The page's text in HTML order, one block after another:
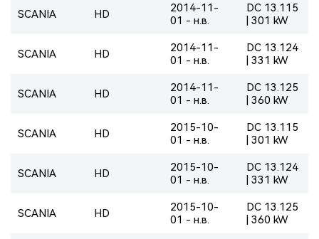
SCANIA HD
2014-11-
01 - н.в.
DC 13.115
| 301 kW
SCANIA HD
2014-11-
01 - н.в.
DC 13.124
| 331 kW
SCANIA HD
2014-11-
01 - н.в.
DC 13.125
| 360 kW
SCANIA HD
2015-10-
01 - н.в.
DC 13.115
| 301 kW
SCANIA HD
2015-10-
01 - н.в.
DC 13.124
| 331 kW
SCANIA HD
2015-10-
01 - н.в.
DC 13.125
| 360 kW